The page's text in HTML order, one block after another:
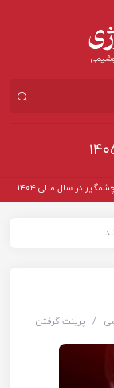
در سال مالی ۱۴۰۴
/ پرینت گرفتن